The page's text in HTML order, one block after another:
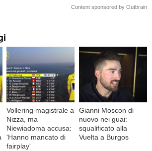
Content sponsored by Outbrain
Vollering magistrale a
Nizza, ma
Niewiadoma accusa:
'Hanno mancato di
fairplay'
Gianni Moscon di
nuovo nei guai:
squalificato alla
Vuelta a Burgos